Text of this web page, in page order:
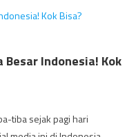
Indonesia! Kok
tiba sejak pagi hari